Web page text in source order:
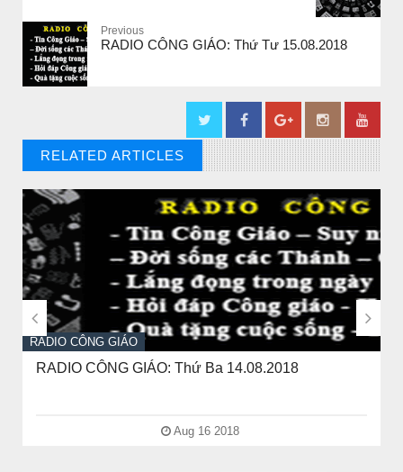
Previous
RADIO CÔNG GIÁO: Thứ Tư 15.08.2018
RELATED ARTICLES
// THAT'S WHAT YOU MIGHT BE LOOKING FOR
RADIO CÔNG GIÁO
RADIO CÔNG GIÁO: Thứ Ba 14.08.2018
Aug 16 2018
 